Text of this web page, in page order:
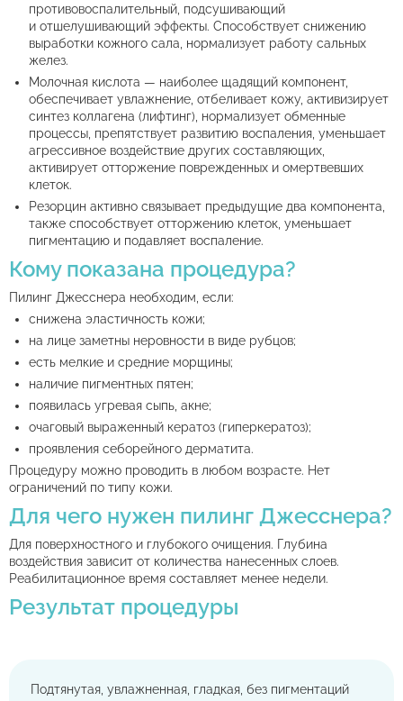
противовоспалительный, подсушивающий
и отшелушивающий эффекты. Способствует снижению
выработки кожного сала, нормализует работу сальных
желез.
Молочная кислота — наиболее щадящий компонент,
обеспечивает увлажнение, отбеливает кожу, активизирует
синтез коллагена (лифтинг), нормализует обменные
процессы, препятствует развитию воспаления, уменьшает
агрессивное воздействие других составляющих,
активирует отторжение поврежденных и омертвевших
клеток.
Резорцин активно связывает предыдущие два компонента,
также способствует отторжению клеток, уменьшает
пигментацию и подавляет воспаление.
Кому показана процедура?
Пилинг Джесснера необходим, если:
снижена эластичность кожи;
на лице заметны неровности в виде рубцов;
есть мелкие и средние морщины;
наличие пигментных пятен;
появилась угревая сыпь, акне;
очаговый выраженный кератоз (гиперкератоз);
проявления себорейного дерматита.
Процедуру можно проводить в любом возрасте. Нет
ограничений по типу кожи.
Для чего нужен пилинг Джесснера?
Для поверхностного и глубокого очищения. Глубина
воздействия зависит от количества нанесенных слоев.
Реабилитационное время составляет менее недели.
Результат процедуры
Подтянутая, увлажненная, гладкая, без пигментаций